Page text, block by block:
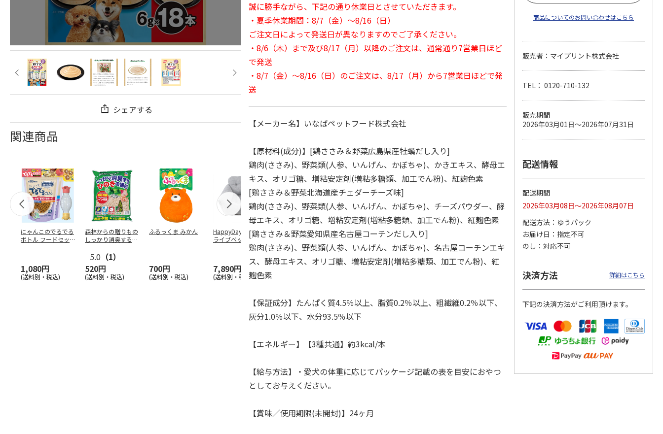
シェアする
関連商品
にゃんこのでるでる
ボトル フードセッ
1,080円
(送料別・税込)
森林からの贈りもの
しっかり消臭するひ
5.0 （1）
520円
(送料別・税込)
ふるっくま みかん
700円
(送料別・税込)
HappyDays 2wayド
ライブベッド グレ
7,890円
(送料別・税込)
獣医師開発 ニオイ
をとる砂専用 猫ト
イレ ナチュラルグ
1,550円
デオトイレ 飛び散
らない消臭・抗菌サ
ンド 4L
1,320円
無添加良品 カムカ
ムデンタルコーン
ぐるぐるボーン型 S
470円
こ用 まぐろ・かつ
120円
ペット線香 虹のか
なた フルーティフ
ローラルの香り
590円
(送料別・税込) (送料別・税込)
誠に勝手ながら、下記の通り休業日とさせていただきます。
・夏季休業期間：8/7（金）～8/16（日）
ご注文日によって発送日が異なりますのでご了承ください。
・8/6（木）まで及び8/17（月）以降のご注文は、通常通り7営業日ほど
で発送
・8/7（金）～8/16（日）のご注文は、8/17（月）から7営業日ほどで発
送
【メーカー名】いなばペットフード株式会社
【原材料(成分)】[鶏ささみ＆野菜広島県産牡蠣だし入り]
鶏肉(ささみ)、野菜類(人参、いんげん、かぼちゃ)、かきエキス、酵母エ
キス、オリゴ糖、増粘安定剤(増粘多糖類、加工でん粉)、紅麹色素
[鶏ささみ＆野菜北海道産チェダーチーズ味]
鶏肉(ささみ)、野菜類(人参、いんげん、かぼちゃ)、チーズパウダー、酵
母エキス、オリゴ糖、増粘安定剤(増粘多糖類、加工でん粉)、紅麹色素
[鶏ささみ＆野菜愛知県産名古屋コーチンだし入り]
鶏肉(ささみ)、野菜類(人参、いんげん、かぼちゃ)、名古屋コーチンエキ
ス、酵母エキス、オリゴ糖、増粘安定剤(増粘多糖類、加工でん粉)、紅
麹色素
【保証成分】たんぱく質4.5％以上、脂質0.2％以上、粗繊維0.2％以下、
灰分1.0％以下、水分93.5％以下
【エネルギー】【3種共通】約3kcal/本
【給与方法】・愛犬の体重に応じてパッケージ記載の表を目安におやつ
としてお与えください。
【賞味／使用期限(未開封)】24ヶ月
商品についてのお問い合わせはこちら
販売者：マイプリント株式会社
TEL： 0120-710-132
販売期間
2026年03月01日～2026年07月31日
配送情報
配送期間
2026年03月08日～2026年08月07日
配送方法
ゆうパック
お届け日
指定不可
のし
対応不可
決済方法 詳細はこちら
下記の決済方法がご利用頂けます。